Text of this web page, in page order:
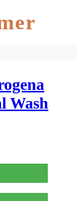
Wash